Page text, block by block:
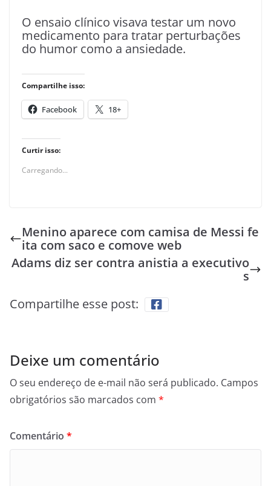
O ensaio clínico visava testar um novo
medicamento para tratar perturbações
do humor como a ansiedade.
Compartilhe isso:
Facebook 18+
Curtir isso:
Carregando...
Menino aparece com camisa de Messi fe
ita com saco e comove web
Adams diz ser contra anistia a executivo
s
Compartilhe esse post:
Deixe um comentário
O seu endereço de e-mail não será publicado. Campos
obrigatórios são marcados com *
Comentário *